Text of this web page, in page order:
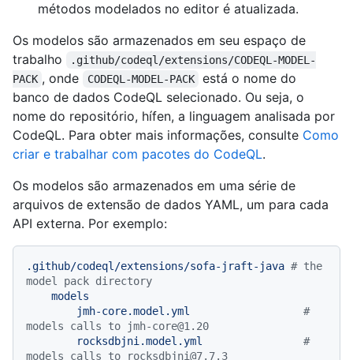
métodos modelados no editor é atualizada.
Os modelos são armazenados em seu espaço de
trabalho
.github/codeql/extensions/CODEQL-MODEL-
PACK , onde CODEQL-MODEL-PACK
está o nome do
banco de dados CodeQL selecionado. Ou seja, o
nome do repositório, hífen, a linguagem analisada por
CodeQL. Para obter mais informações, consulte Como
criar e trabalhar com pacotes do CodeQL.
Os modelos são armazenados em uma série de
arquivos de extensão de dados YAML, um para cada
API externa. Por exemplo:
.github/codeql/extensions/sofa-jraft-java # the
model pack directory
models
jmh-core.model.yml
#
models calls to jmh-core@1.20
rocksdbjni.model.yml
#
models calls to rocksdbjni@7.7.3